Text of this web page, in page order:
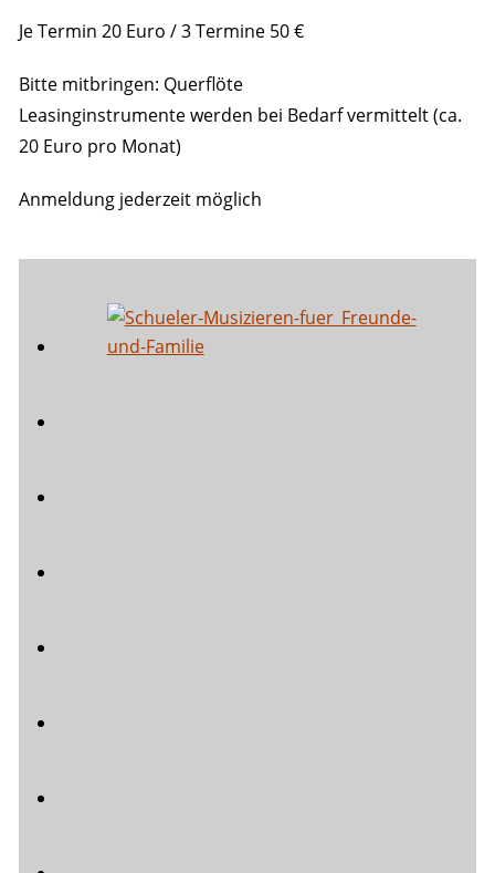
Je Termin 20 Euro / 3 Termine 50 €
Bitte mitbringen: Querflöte
Leasinginstrumente werden bei Bedarf vermittelt (ca.
20 Euro pro Monat)
Anmeldung jederzeit möglich